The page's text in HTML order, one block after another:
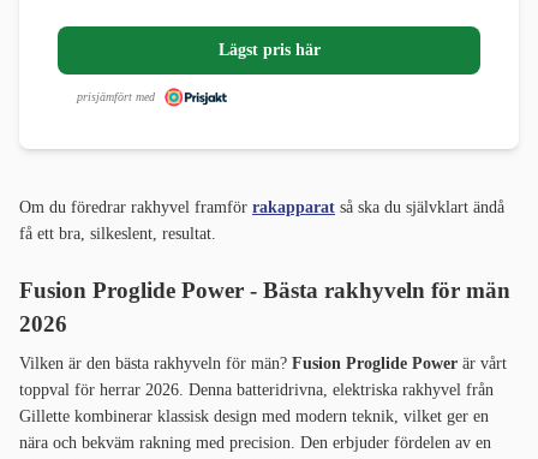
Lägst pris här
prisjämfört med
Om du föredrar rakhyvel framför rakapparat så ska du självklart ändå
få ett bra, silkeslent, resultat.
Fusion Proglide Power - Bästa rakhyveln för män
2026
Vilken är den bästa rakhyveln för män? Fusion Proglide Power är vårt
toppval för herrar 2026. Denna batteridrivna, elektriska rakhyvel från
Gillette kombinerar klassisk design med modern teknik, vilket ger en
nära och bekväm rakning med precision. Den erbjuder fördelen av en